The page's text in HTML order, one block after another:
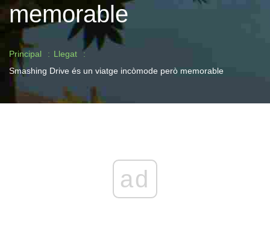
memorable
Principal
Llegat
Smashing Drive és un viatge incòmode però memorable
ad